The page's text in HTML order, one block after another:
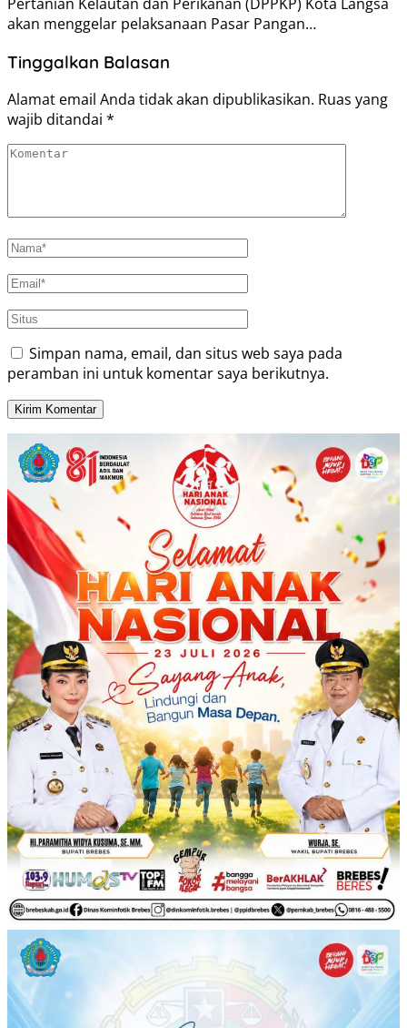
akan menggelar pelaksanaan Pasar Pangan…
Tinggalkan Balasan
Alamat email Anda tidak akan dipublikasikan. Ruas yang
wajib ditandai *
Simpan nama, email, dan situs web saya pada
peramban ini untuk komentar saya berikutnya.